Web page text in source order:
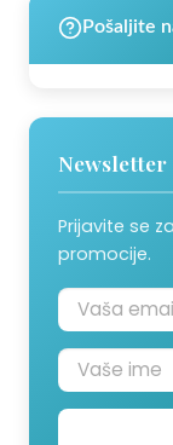
Pošaljite
Newsletter
Prijavite se
promocije.